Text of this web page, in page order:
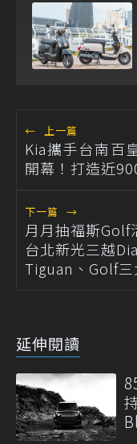
← 上一篇
Kia攜手台南百
開幕！打造近
下一篇 →
月月抽福斯Golf
台北新光三越
Tiguan、Golf三
延伸閱讀